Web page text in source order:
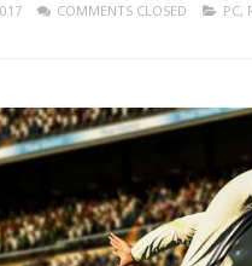
COMMENTS CLOSED PC,